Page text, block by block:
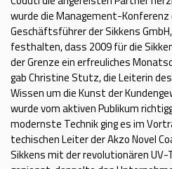
wurde die Management-Konferenz
Geschäftsführer der Sikkens
festhalten, dass 2009 für die
der Grenze ein erfreuliches
gab Christine Stutz, die Leiterin
Wissen um die Kunst der
wurde vom aktiven Publikum
modernste Technik ging es im
techischen Leiter der Akzo Novel
Sikkens mit der revolutionären